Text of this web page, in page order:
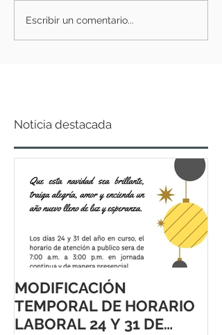
Escribir un comentario...
Noticia destacada
MODIFICACIÓN
TEMPORAL DE HORARIO
LABORAL 24 Y 31 DE